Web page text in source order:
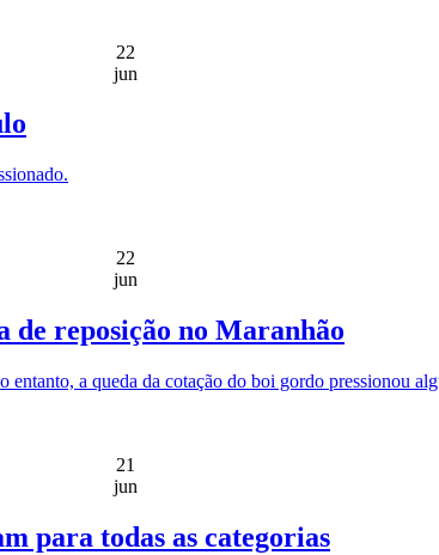
22
jun
22
jun
de reposição no Maranhão
a queda da cotação do boi gordo pressionou
21
jun
para todas as categorias